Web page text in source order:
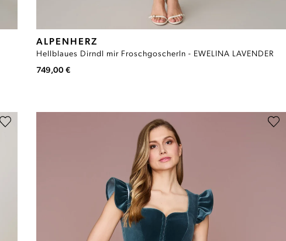
ALPENHERZ
Hellblaues Dirndl mir Froschgoscherln - EWELINA LAVENDER
749,00 €